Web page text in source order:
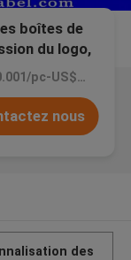
boîtes de
du logo,
besoinsPrix：US$0.001/pc-US$0.4/pc
nous
des